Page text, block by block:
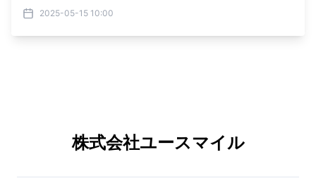
ビス』リリース！
2025-05-15 10:00
株式会社ユースマイル